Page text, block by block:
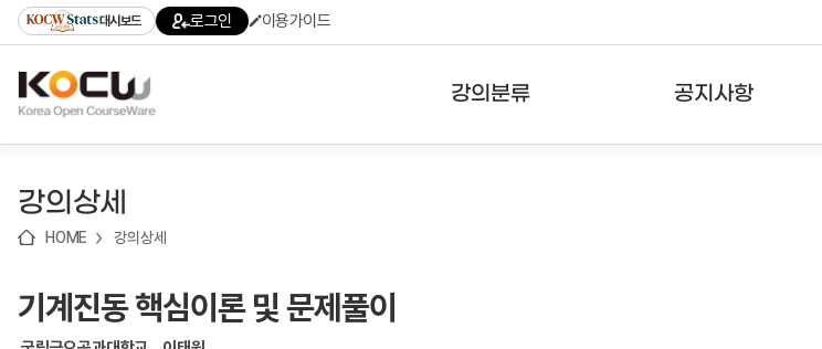
기
기
기
content)
가
대시보드 로그인 이용가이드
강의분류 공지사항
강의상세
HOME 강의상세
기계진동 핵심이론 및 문제풀이